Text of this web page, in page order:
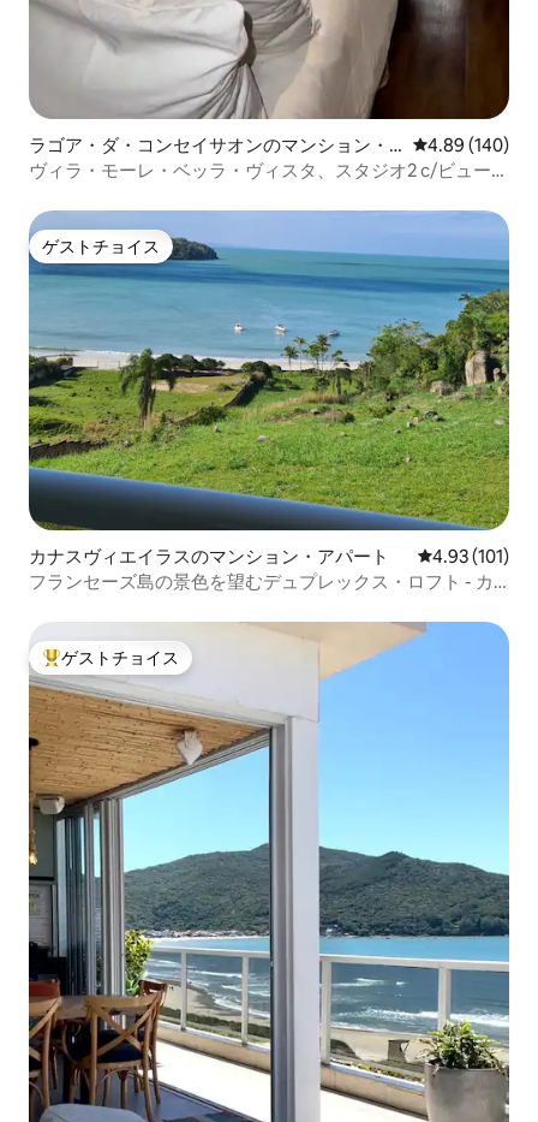
ラゴア・ダ・コンセイサオンのマンション・
アパート
レビュー140
4.89 (140)
ヴィラ・モーレ・ベッラ・ヴィスタ、スタジオ2 c/ビュー/
ゲストチョイス
ゲストチョイス
カナスヴィエイラスのマンション・アパート レビュー101
4.93 (101)
フランセーズ島の景色を望むデュプレックス・ロフト - カ
大好評のゲストチョイスです。
ゲストチョイス